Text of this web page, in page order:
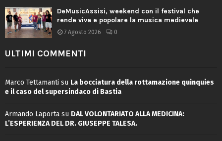
DeMusicAssisi, weekend con il festival che
rende viva e popolare la musica medievale
7 Agosto 2026 0
ULTIMI COMMENTI
Marco Tettamanti su La bocciatura della rottamazione quinquies
e il caso del supersindaco di Bastia
Armando Laporta su DAL VOLONTARIATO ALLA MEDICINA:
L’ESPERIENZA DEL DR. GIUSEPPE TALESA.